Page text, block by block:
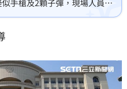
手槍及2顆子彈，現場人員一
立刻依現行犯逮捕黃男，訊
，裁定3萬元交保。